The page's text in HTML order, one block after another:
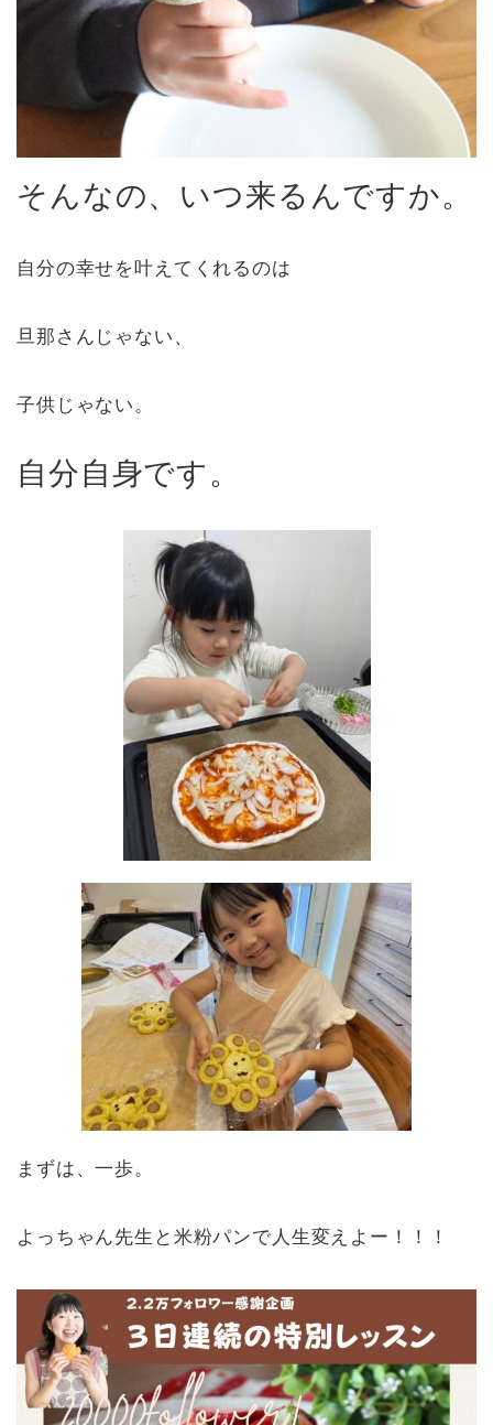
そんなの、いつ来るんですか。
自分の幸せを叶えてくれるのは
旦那さんじゃない、
子供じゃない。
自分自身です。
まずは、一歩。
よっちゃん先生と米粉パンで人生変えよー！！！